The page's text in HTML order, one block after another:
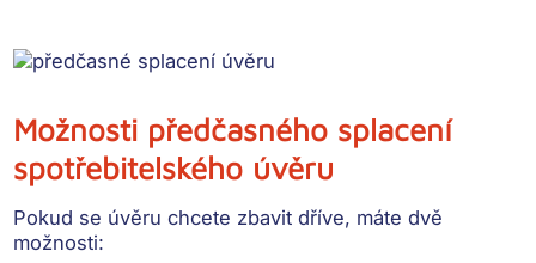
Možnosti předčasného splacení
spotřebitelského úvěru
Pokud se úvěru chcete zbavit dříve, máte dvě
možnosti: